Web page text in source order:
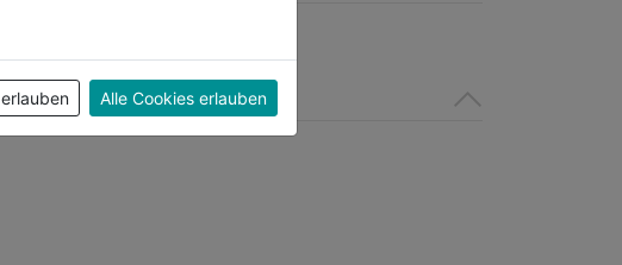
Alle Cookies erlauben